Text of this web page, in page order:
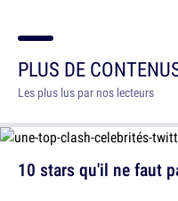
PLUS DE
Les plus lus par nos lecteurs
10 stars qu'il ne faut